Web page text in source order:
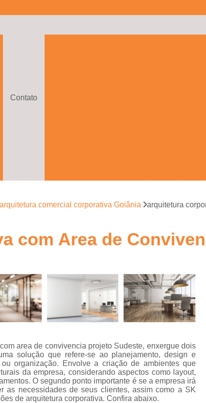
Contato
Arquitetura com
Arquitetura
Arquitetura Corporativa
Arquitetura Corporativa Comercial Goiânia
Arquitetura
Arquitetura Corporativa Estilo
Arquitetura Ambientes
Arquitetura Corporativa em Brasília
Arquitetura Corporativo
Arquitetura Design Corporativo
arquitetura comercial corporativa Goiânia arquitetura
com Area de
area de convivencia projeto Sudeste, enxergue dois
solução que refere-se ao planejamento, design e
organização. Envolve a criação de ambientes que
da empresa, considerando aspectos como layout,
O segundo ponto importante é se a empresa irá
as necessidades de seus clientes, assim como a SK
de arquitetura corporativa. Confira abaixo.